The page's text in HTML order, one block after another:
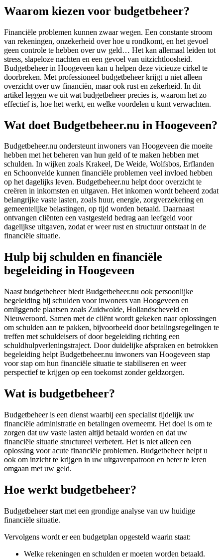
Waarom kiezen voor budgetbeheer?
Financiële problemen kunnen zwaar wegen. Een constante stroom
van rekeningen, onzekerheid over hoe u rondkomt, en het gevoel
geen controle te hebben over uw geld… Het kan allemaal leiden tot
stress, slapeloze nachten en een gevoel van uitzichtloosheid.
Budgetbeheer in Hoogeveen kan u helpen deze vicieuze cirkel te
doorbreken. Met professioneel budgetbeheer krijgt u niet alleen
overzicht over uw financiën, maar ook rust en zekerheid. In dit
artikel leggen we uit wat budgetbeheer precies is, waarom het zo
effectief is, hoe het werkt, en welke voordelen u kunt verwachten.
Wat doet Budgetbeheer.nu in Hoogeveen?
Budgetbeheer.nu ondersteunt inwoners van Hoogeveen die moeite
hebben met het beheren van hun geld of te maken hebben met
schulden. In wijken zoals Krakeel, De Weide, Wolfsbos, Erflanden
en Schoonvelde kunnen financiële problemen veel invloed hebben
op het dagelijks leven. Budgetbeheer.nu helpt door overzicht te
creëren in inkomsten en uitgaven. Het inkomen wordt beheerd zodat
belangrijke vaste lasten, zoals huur, energie, zorgverzekering en
gemeentelijke belastingen, op tijd worden betaald. Daarnaast
ontvangen cliënten een vastgesteld bedrag aan leefgeld voor
dagelijkse uitgaven, zodat er weer rust en structuur ontstaat in de
financiële situatie.
Hulp bij schulden en financiële
begeleiding in Hoogeveen
Naast budgetbeheer biedt Budgetbeheer.nu ook persoonlijke
begeleiding bij schulden voor inwoners van Hoogeveen en
omliggende plaatsen zoals Zuidwolde, Hollandscheveld en
Nieuweroord. Samen met de cliënt wordt gekeken naar oplossingen
om schulden aan te pakken, bijvoorbeeld door betalingsregelingen te
treffen met schuldeisers of door begeleiding richting een
schuldhulpverleningstraject. Door duidelijke afspraken en betrokken
begeleiding helpt Budgetbeheer.nu inwoners van Hoogeveen stap
voor stap om hun financiële situatie te stabiliseren en weer
perspectief te krijgen op een toekomst zonder geldzorgen.
Wat is budgetbeheer?
Budgetbeheer is een dienst waarbij een specialist tijdelijk uw
financiële administratie en betalingen overneemt. Het doel is om te
zorgen dat uw vaste lasten altijd betaald worden en dat uw
financiële situatie structureel verbetert. Het is niet alleen een
oplossing voor acute financiële problemen. Budgetbeheer helpt u
ook om inzicht te krijgen in uw uitgavenpatroon en beter te leren
omgaan met uw geld.
Hoe werkt budgetbeheer?
Budgetbeheer start met een grondige analyse van uw huidige
financiële situatie.
Vervolgens wordt er een budgetplan opgesteld waarin staat:
Welke rekeningen en schulden er moeten worden betaald.